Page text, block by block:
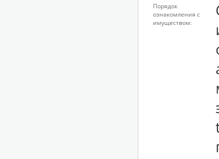
Порядок
ознакомления с
имуществом: